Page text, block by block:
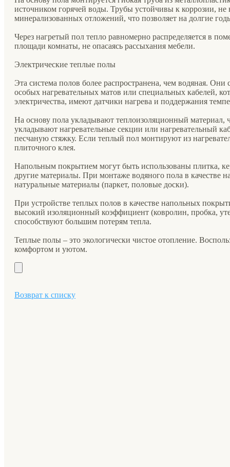
источником горячей воды. Трубы устойчивы к коррозии, не
минерализованных отложений, что позволяет на долгие
Через нагретый пол тепло равномерно распределяется в
площади комнаты, не опасаясь рассыхания мебели.
Электрические теплые полы
Эта система полов более распространена, чем водяная. Они
особых нагревательных матов или специальных кабелей,
электричества, имеют датчики нагрева и поддержания
На основу пола укладывают теплоизоляционный материал,
укладывают нагревательные секции или нагревательный
песчаную стяжку. Если теплый пол монтируют из
плиточного клея.
Напольным покрытием могут быть использованы плитка,
другие материалы. При монтаже водяного пола в качестве
натуральные материалы (паркет, половые доски).
При устройстве теплых полов в качестве напольных
высокий изоляционный коэффициент (ковролин, пробка,
способствуют большим потерям тепла.
Теплые полы – это экологически чистое отопление.
комфортом и уютом.
Возврат к списку